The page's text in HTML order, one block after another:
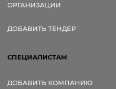
ОРГАНИЗАЦИИ
ДОБАВИТЬ ТЕНДЕР
СПЕЦИАЛИСТАМ
ДОБАВИТЬ КОМПАНИЮ